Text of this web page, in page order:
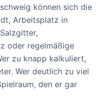
können sich die
Arbeitsplatz in
oder regelmäßige
zu knapp kalkuliert,
Wer deutlich zu viel
den er gar